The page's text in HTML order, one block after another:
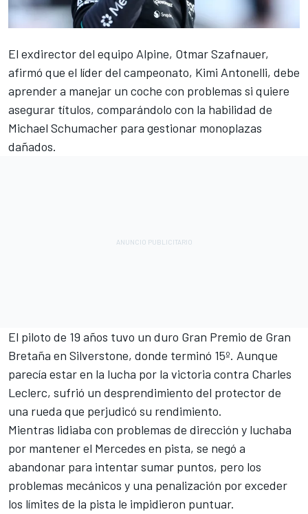
El exdirector del equipo Alpine, Otmar Szafnauer,
afirmó que el líder del campeonato, Kimi Antonelli, debe
aprender a manejar un coche con problemas si quiere
asegurar títulos, comparándolo con la habilidad de
Michael Schumacher para gestionar monoplazas
dañados.
El piloto de 19 años tuvo un duro Gran Premio de Gran
Bretaña en Silverstone, donde terminó 15º. Aunque
parecía estar en la lucha por la victoria contra Charles
Leclerc, sufrió un desprendimiento del protector de
una rueda que perjudicó su rendimiento.
Mientras lidiaba con problemas de dirección y luchaba
por mantener el Mercedes en pista, se negó a
abandonar para intentar sumar puntos, pero los
problemas mecánicos y una penalización por exceder
los límites de la pista le impidieron puntuar.